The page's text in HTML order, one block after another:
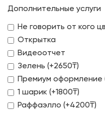
Дополнительные услуги
Не говорить от кого
Открытка
Видеоотчет
Зелень (+2650₸)
Премиум оформление
1 шарик (+1800₸)
Раффаэлло (+4200₸)